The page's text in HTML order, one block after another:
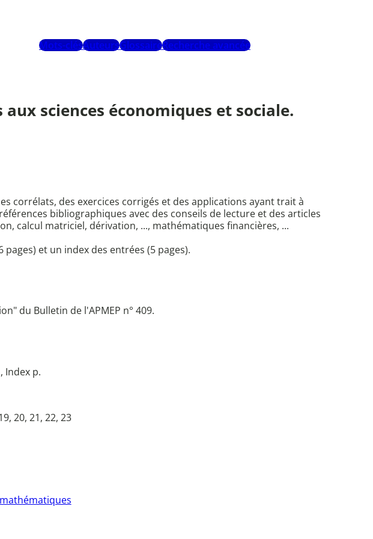
Mots-clésAuteursGlossaireRecherche avancée
sciences économiques et sociale.
corrélats, des exercices corrigés et des applications ayant trait à
bibliographiques avec des conseils de lecture et des articles
calcul matriciel, dérivation, ..., mathématiques financières, ...
et un index des entrées (5 pages).
du Bulletin de l'APMEP n° 409.
Index p.
20, 21, 22, 23